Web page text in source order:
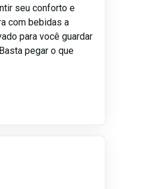
seu conforto e
com bebidas a
para você guardar
pegar o que